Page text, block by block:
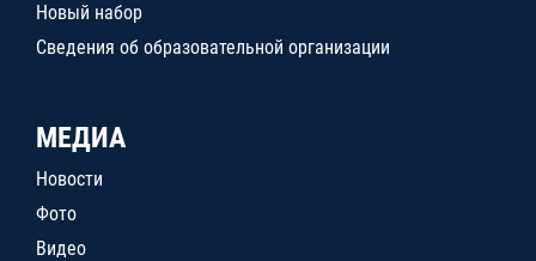
Новый набор
Сведения об образовательной организации
МЕДИА
Новости
Фото
Видео